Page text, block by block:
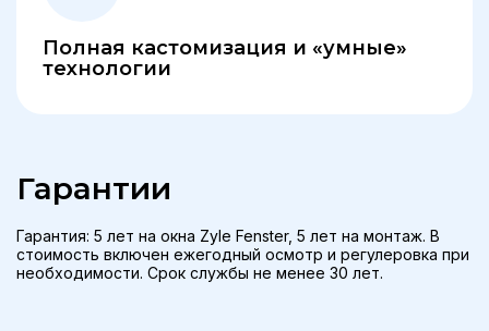
Полная кастомизация и «умные»
технологии
Гарантии
Гарантия: 5 лет на окна Zyle Fenster, 5 лет на монтаж. В
стоимость включен ежегодный осмотр и регулеровка при
необходимости. Срок службы не менее 30 лет.